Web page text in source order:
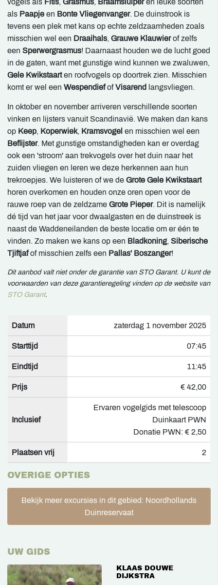
vogels als Fitis, Grasmus, Braamsluiperen leuke soorten
als Paapje en Bonte Vliegenvanger. De duinstrook is
tevens een plek met kans op echte zeldzaamheden zoals
misschien wel een Draaihals, Grauwe Klauwierof zelfs
een Sperwergrasmus! Daarnaast houden we de lucht goed
in de gaten, want met gunstige wind kunnen we zwaluwen,
Gele Kwikstaarten roofvogels op doortrek zien. Misschien
komt er wel een WespendiefofVisarend langsvliegen.
In oktober en november arriveren verschillende soorten
vinken en lijsters vanuit Scandinavië. We maken dan kans
op Keep, Koperwiek, Kramsvogel en misschien wel een
Beflijster. Met gunstige omstandigheden kan er overdag
ook een 'stroom' aan trekvogels over het duin naar het
zuiden vliegen en leren we deze herkennen aan hun
trekroepjes. We luisteren of we de Grote Gele Kwikstaart
horen overkomen en houden onze oren open voor de
rauwe roep van de zeldzame Grote Pieper. Dit is namelijk
dé tijd van het jaar voor dwaalgasten en de duinstreek is
naast de Waddeneilanden de beste locatie om er één te
vinden. Zo maken we kans op een Bladkoning, Siberische
Tjiftjafof misschien zelfs een Pallas' Boszanger!
Dit aanbod valt niet onder de garantie van STO Garant. U kunt de
voorwaarden van deze garantieregeling vinden op de website van
STO Garant.
Datum zaterdag 1 november 2025
Starttijd 07:45
Eindtijd 11:45
Prijs € 42,00
Inclusief
Ervaren vogelgids met telescoop
Duinkaart PWN
Donatie PWN: € 2,50
Plaatsen vrij 2
OVERIGE OPTIES
Bekijk meer excursies in dit gebied: Noordhollands
Duinreservaat
UW GIDS
KLAAS DOUWE
DIJKSTRA